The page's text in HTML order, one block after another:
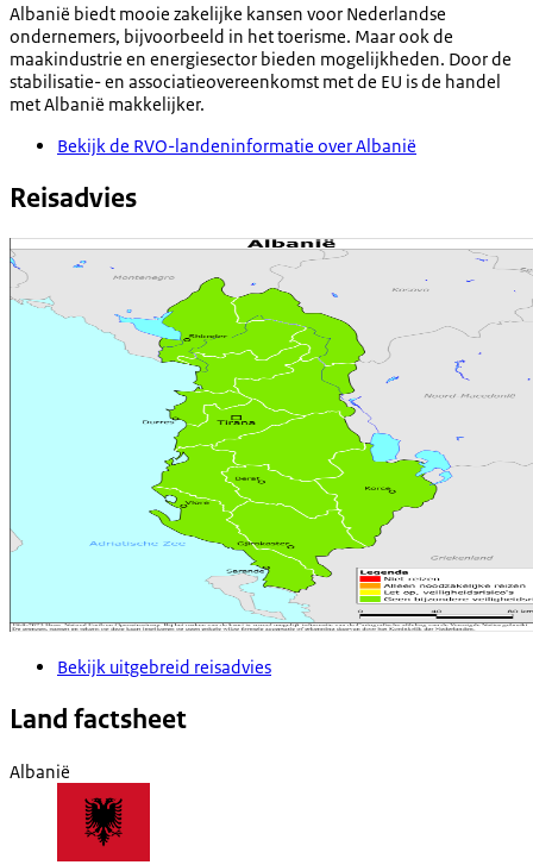
Albanië biedt mooie zakelijke kansen voor Nederlandse
ondernemers, bijvoorbeeld in het toerisme. Maar ook de
maakindustrie en energiesector bieden mogelijkheden. Door de
stabilisatie- en associatieovereenkomst met de EU is de handel
met Albanië makkelijker.
Bekijk de RVO-landeninformatie over Albanië
Reisadvies
Bekijk uitgebreid reisadvies
Land factsheet
Albanië